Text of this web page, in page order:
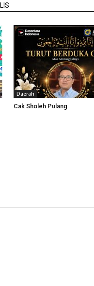
Daerah
Cak Sholeh Pulang